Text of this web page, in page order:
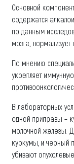
Основной
содержатся
по данным
мозга,
По мнению
укрепляет
В лабораторных
одной приправы –
молочной железы.
куркумы, и черный
убивают опухолевые